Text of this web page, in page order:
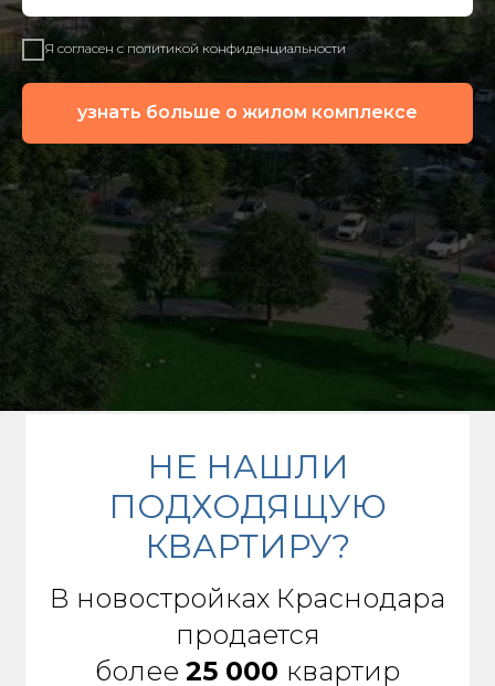
Я согласен с политикой конфиденциальности
узнать больше о жилом комплексе
НЕ НАШЛИ
ПОДХОДЯЩУЮ
КВАРТИРУ?
В новостройках Краснодара
продается
более 25 000 квартир